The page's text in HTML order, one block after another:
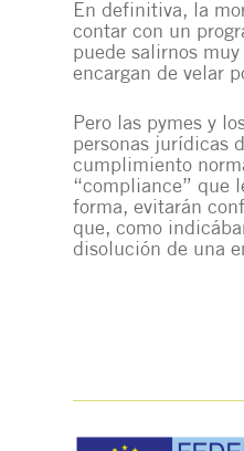
En definitiva, la
contar con un
puede salirnos
encargan de velar
Pero las pymes y
personas jurídicas
cumplimiento
“compliance” que
forma, evitarán
que, como
disolución de una